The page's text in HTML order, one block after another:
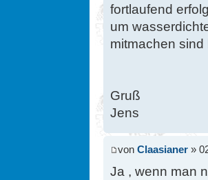
fortlaufend
um
mitmachen
Gruß
Jens
von Claasianer »
Ja , wenn man